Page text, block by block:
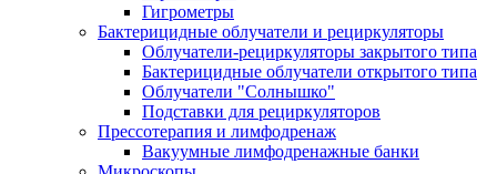
Гигрометры
Бактерицидные облучатели и рециркуляторы
Облучатели-рециркуляторы закрытого типа
Бактерицидные облучатели открытого типа
Облучатели "Солнышко"
Подставки для рециркуляторов
Прессотерапия и лимфодренаж
Вакуумные лимфодренажные банки